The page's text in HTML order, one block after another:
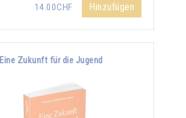
14.00CHF Hinzufügen
Eine Zukunft für die Jugend